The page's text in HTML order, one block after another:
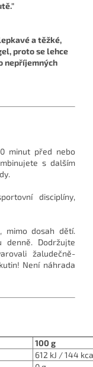
a těžké,
proto se lehce
nepříjemných
minut před nebo
s dalším
disciplíny,
mimo dosah dětí.
denně. Dodržujte
žaludečně-
Není náhrada
100 g
612 kJ / 144